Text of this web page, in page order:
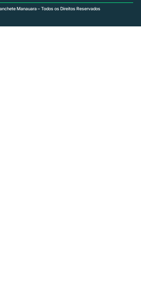
Manauara – Todos os Direitos Reservados